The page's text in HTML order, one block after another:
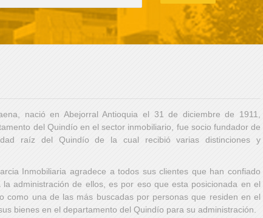
nació en Abejorral Antioquia el 31 de diciembre de 1911,
del Quindío en el sector inmobiliario, fue socio fundador de
raíz del Quindío de la cual recibió varias distinciones y
Inmobiliaria agradece a todos sus clientes que han confiado
la administración de ellos, es por eso que esta posicionada en el
como una de las más buscadas por personas que residen en el
bienes en el departamento del Quindío para su administración.